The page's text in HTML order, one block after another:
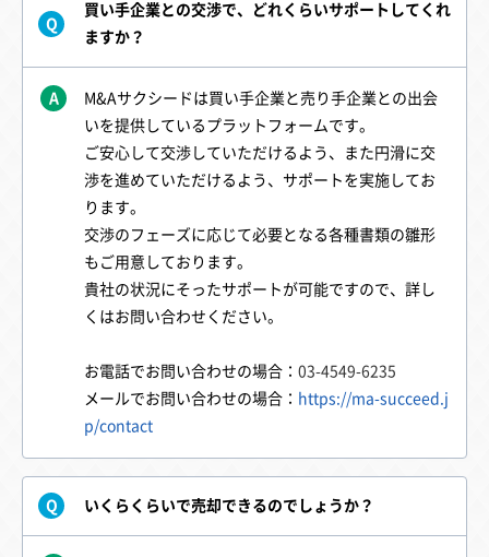
Q
買い手企業との交渉で、どれくらいサポートしてくれ
ますか？
A
M&Aサクシードは買い手企業と売り手企業との出会
いを提供しているプラットフォームです。
ご安心して交渉していただけるよう、また円滑に交
渉を進めていただけるよう、サポートを実施してお
ります。
交渉のフェーズに応じて必要となる各種書類の雛形
もご用意しております。
貴社の状況にそったサポートが可能ですので、詳し
くはお問い合わせください。
お電話でお問い合わせの場合： 03-4549-6235
メールでお問い合わせの場合： https://ma-succeed.j
p/contact
Q いくらくらいで売却できるのでしょうか？